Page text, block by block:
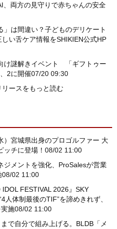
両方の見守りで赤ちゃんの安全
」は間違い？子どものデリケート
い舌ケア情報をSHIKIEN公式HP
け謎解きイベント 「ギフトゥー
2に開催07/20 09:30
リースをもっと読む
）宮城県出身のプロゴルファー 大
チに登場！ 08/02 11:00
ジメントを強化、ProSalesが営業
08/02 11:00
FESTIVAL 2026』SKY
人体制最後のTIF”を諦めきれず、
施08/02 11:00
で自分で組み上げる。BLDB「メ